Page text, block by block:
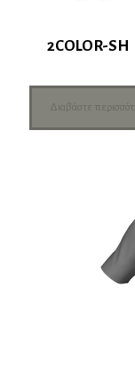
2COLOR-SH
Διαβάστε